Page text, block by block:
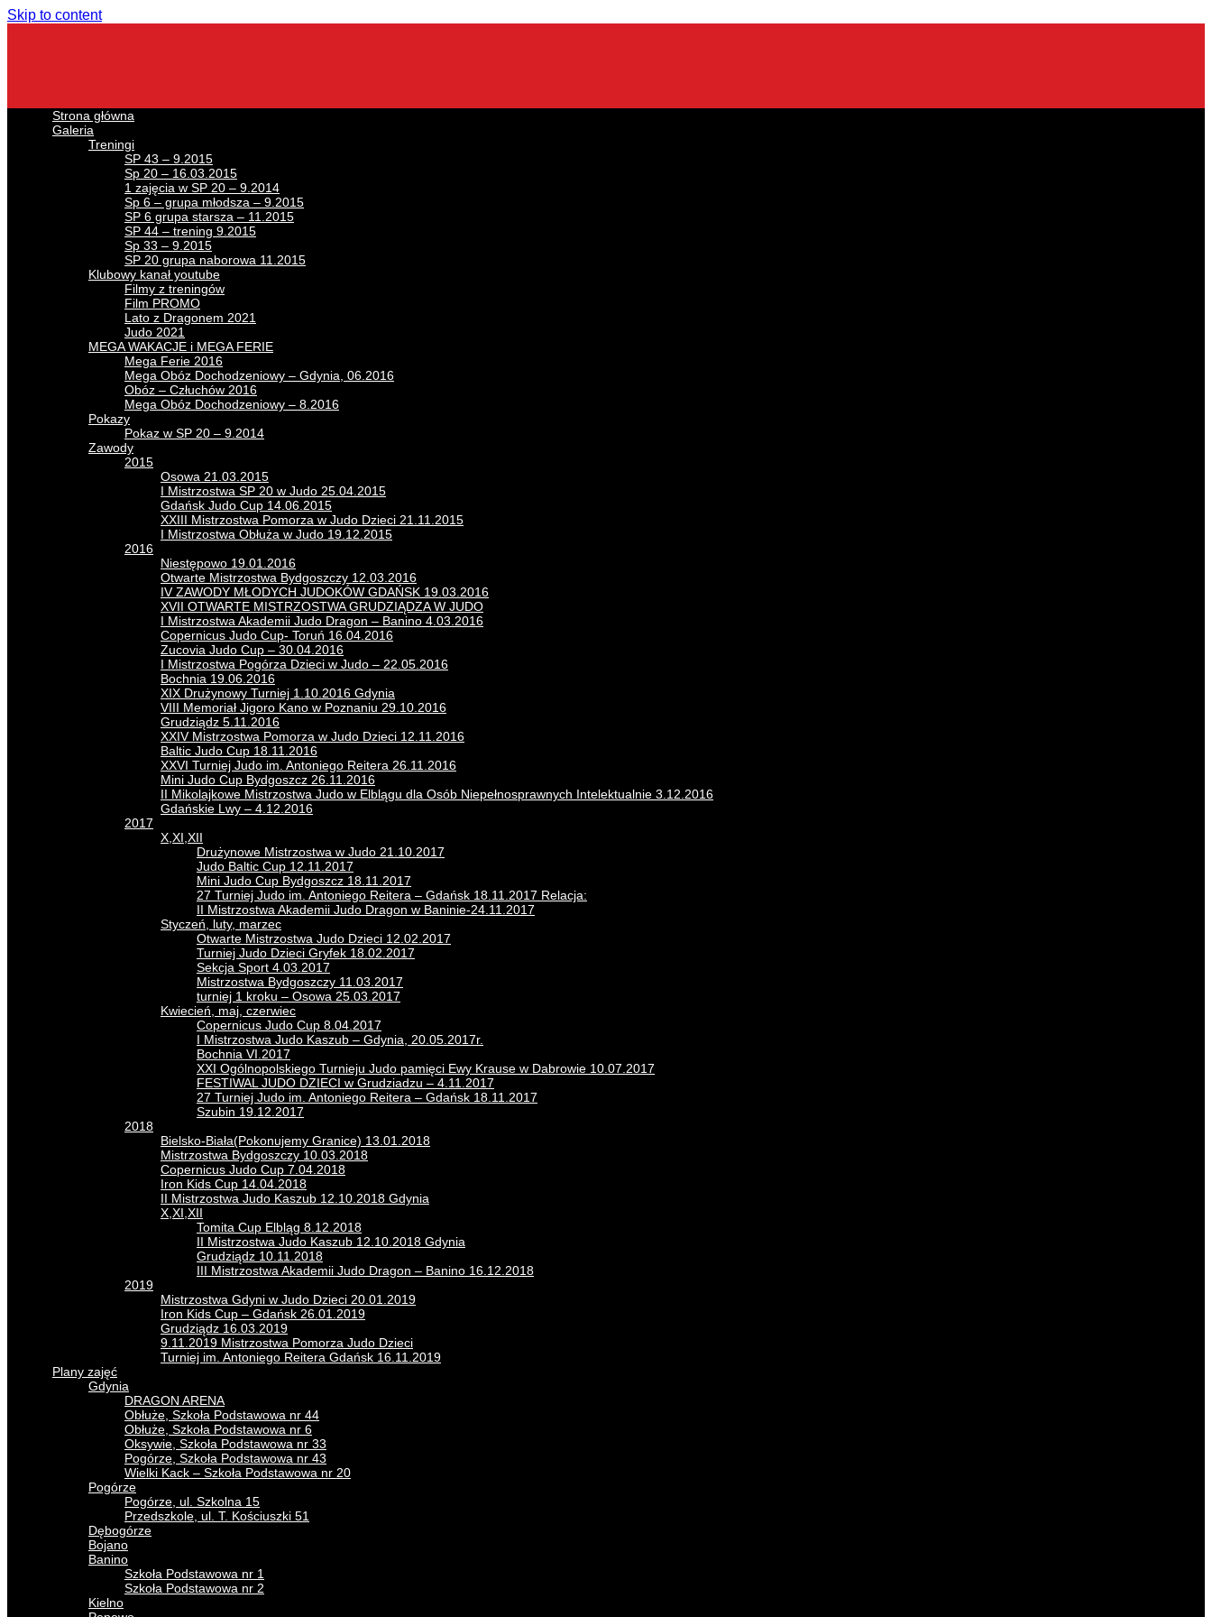
Skip to content
Strona główna
Galeria
Treningi
SP 43 – 9.2015
Sp 20 – 16.03.2015
1 zajęcia w SP 20 – 9.2014
Sp 6 – grupa młodsza – 9.2015
SP 6 grupa starsza – 11.2015
SP 44 – trening 9.2015
Sp 33 – 9.2015
SP 20 grupa naborowa 11.2015
Klubowy kanał youtube
Filmy z treningów
Film PROMO
Lato z Dragonem 2021
Judo 2021
MEGA WAKACJE i MEGA FERIE
Mega Ferie 2016
Mega Obóz Dochodzeniowy – Gdynia, 06.2016
Obóz – Człuchów 2016
Mega Obóz Dochodzeniowy – 8.2016
Pokazy
Pokaz w SP 20 – 9.2014
Zawody
2015
Osowa 21.03.2015
I Mistrzostwa SP 20 w Judo 25.04.2015
Gdańsk Judo Cup 14.06.2015
XXIII Mistrzostwa Pomorza w Judo Dzieci 21.11.2015
I Mistrzostwa Obłuża w Judo 19.12.2015
2016
Niestępowo 19.01.2016
Otwarte Mistrzostwa Bydgoszczy 12.03.2016
IV ZAWODY MŁODYCH JUDOKÓW GDAŃSK 19.03.2016
XVII OTWARTE MISTRZOSTWA GRUDZIĄDZA W JUDO
I Mistrzostwa Akademii Judo Dragon – Banino 4.03.2016
Copernicus Judo Cup- Toruń 16.04.2016
Zucovia Judo Cup – 30.04.2016
I Mistrzostwa Pogórza Dzieci w Judo – 22.05.2016
Bochnia 19.06.2016
XIX Drużynowy Turniej 1.10.2016 Gdynia
VIII Memoriał Jigoro Kano w Poznaniu 29.10.2016
Grudziądz 5.11.2016
XXIV Mistrzostwa Pomorza w Judo Dzieci 12.11.2016
Baltic Judo Cup 18.11.2016
XXVI Turniej Judo im. Antoniego Reitera 26.11.2016
Mini Judo Cup Bydgoszcz 26.11.2016
II Mikolajkowe Mistrzostwa Judo w Elblągu dla Osób Niepełnosprawnych Intelektualnie 3.12.2016
Gdańskie Lwy – 4.12.2016
2017
X,XI,XII
Drużynowe Mistrzostwa w Judo 21.10.2017
Judo Baltic Cup 12.11.2017
Mini Judo Cup Bydgoszcz 18.11.2017
27 Turniej Judo im. Antoniego Reitera – Gdańsk 18.11.2017 Relacja:
II Mistrzostwa Akademii Judo Dragon w Baninie-24.11.2017
Styczeń, luty, marzec
Otwarte Mistrzostwa Judo Dzieci 12.02.2017
Turniej Judo Dzieci Gryfek 18.02.2017
Sekcja Sport 4.03.2017
Mistrzostwa Bydgoszczy 11.03.2017
turniej 1 kroku – Osowa 25.03.2017
Kwiecień, maj, czerwiec
Copernicus Judo Cup 8.04.2017
I Mistrzostwa Judo Kaszub – Gdynia, 20.05.2017r.
Bochnia VI.2017
XXI Ogólnopolskiego Turnieju Judo pamięci Ewy Krause w Dabrowie 10.07.2017
FESTIWAL JUDO DZIECI w Grudziadzu – 4.11.2017
27 Turniej Judo im. Antoniego Reitera – Gdańsk 18.11.2017
Szubin 19.12.2017
2018
Bielsko-Biała(Pokonujemy Granice) 13.01.2018
Mistrzostwa Bydgoszczy 10.03.2018
Copernicus Judo Cup 7.04.2018
Iron Kids Cup 14.04.2018
II Mistrzostwa Judo Kaszub 12.10.2018 Gdynia
X,XI,XII
Tomita Cup Elbląg 8.12.2018
II Mistrzostwa Judo Kaszub 12.10.2018 Gdynia
Grudziądz 10.11.2018
III Mistrzostwa Akademii Judo Dragon – Banino 16.12.2018
2019
Mistrzostwa Gdyni w Judo Dzieci 20.01.2019
Iron Kids Cup – Gdańsk 26.01.2019
Grudziądz 16.03.2019
9.11.2019 Mistrzostwa Pomorza Judo Dzieci
Turniej im. Antoniego Reitera Gdańsk 16.11.2019
Plany zajęć
Gdynia
DRAGON ARENA
Obłuże, Szkoła Podstawowa nr 44
Obłuże, Szkoła Podstawowa nr 6
Oksywie, Szkoła Podstawowa nr 33
Pogórze, Szkoła Podstawowa nr 43
Wielki Kack – Szkoła Podstawowa nr 20
Pogórze
Pogórze, ul. Szkolna 15
Przedszkole, ul. T. Kościuszki 51
Dębogórze
Bojano
Banino
Szkoła Podstawowa nr 1
Szkoła Podstawowa nr 2
Kielno